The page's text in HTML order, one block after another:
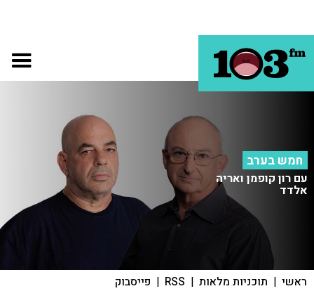
חמש בערב
עם רון קופמן ואריה
אלדד
ראשי | תוכניות מלאות |
RSS
| פייסבוק